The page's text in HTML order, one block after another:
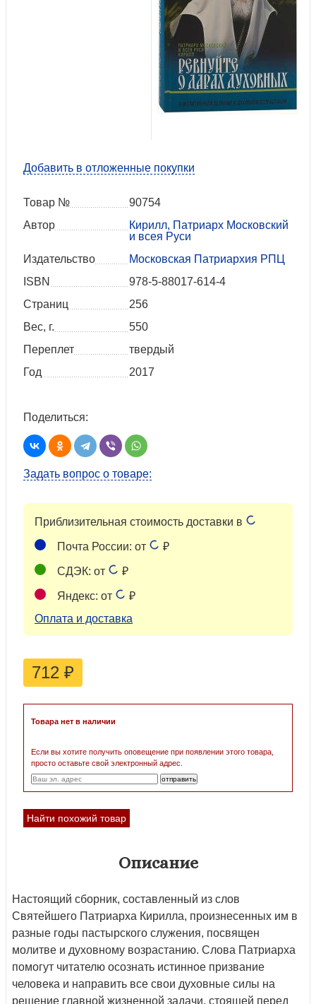
Добавить в отложенные покупки
Товар №
90754
Автор
Кирилл, Патриарх Московский
и всея Руси
Издательство
Московская Патриархия РПЦ
ISBN
978-5-88017-614-4
Страниц
256
Вес, г.
550
Переплет
твердый
Год
2017
Поделиться:
Задать вопрос о товаре:
Приблизительная стоимость доставки в
Почта России: от ₽
СДЭК: от ₽
Яндекс: от
₽
Оплата и доставка
712 ₽
Товара нет в наличии
Если вы хотите получить оповещение при появлении этого товара,
просто оставьте свой электронный адрес.
Найти похожий товар
Описание
Настоящий сборник, составленный из слов
Святейшего Патриарха Кирилла, произнесенных им в
разные годы пастырского служения, посвящен
молитве и духовному возрастанию. Слова Патриарха
помогут читателю осознать истинное призвание
человека и направить все свои духовные силы на
решение главной жизненной задачи, стоящей перед